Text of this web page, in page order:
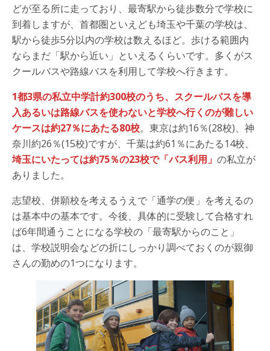
どが至る所に走っており、最寄駅から徒歩数分で学校に
到着しますが、首都圏といえども埼玉や千葉の学校は、
駅から徒歩5分以内の学校は数えるほど。歩ける範囲内
ならまだ「駅から近い」といえるくらいです。多くがス
クールバスや路線バスを利用して学校へ行きます。
1都3県の私立中学計約300校のうち、スクールバスを導
入あるいは路線バスを使わないと学校へ行くのが難しい
ケースは約27％にあたる80校。東京は約16％(28校)、神
奈川約26％(15校)ですが、千葉は約61％にあたる14校、
埼玉にいたっては約75％の23校で「バス利用」 の私立が
ありました。
志望校、併願校を考えるうえで「通学の便」を考えるの
は基本中の基本です。今後、具体的に受験して合格すれ
ば6年間通うことになる学校の「最寄駅からのこと」
は、学校説明会などの折にしっかり調べておくのが親御
さんの勤めの1つになります。